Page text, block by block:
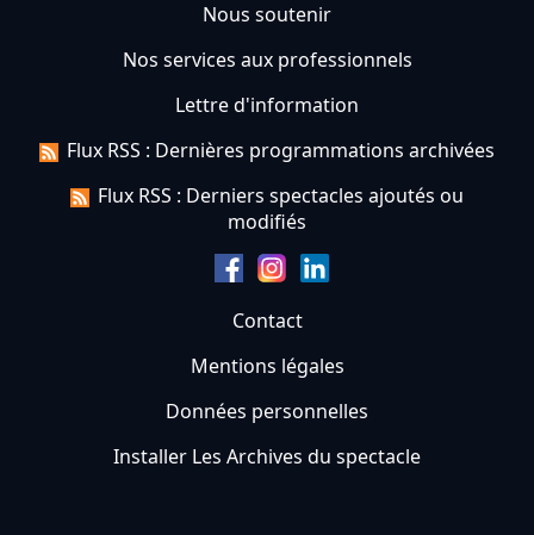
Nous soutenir
Nos services aux professionnels
Lettre d'information
Flux RSS : Dernières programmations archivées
Flux RSS : Derniers spectacles ajoutés ou
modifiés
Contact
Mentions légales
Données personnelles
Installer Les Archives du spectacle